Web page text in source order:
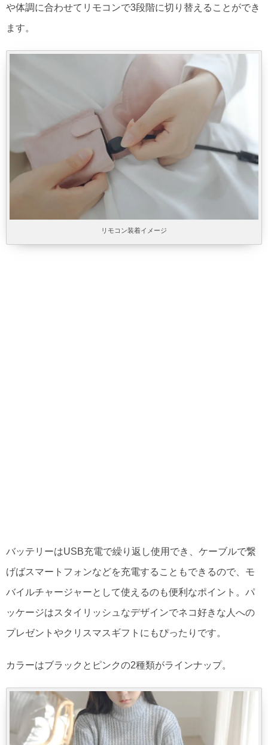
や体調に合わせてリモコンで3段階に切り替えることができ
ます。
リモコン装着イメージ
バッテリーはUSB充電で繰り返し使用でき、ケーブルで繋
げばスマートフォンなどを充電することもできるので、モ
バイルチャージャーとして使えるのも便利なポイント。パ
ッケージはスタイリッシュなデザインでネコ好きな人への
プレゼントやクリスマスギフトにもぴったりです。
カラーはブラックとピンクの2種類がラインナップ。